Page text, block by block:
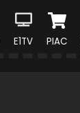
E1TV PIAC